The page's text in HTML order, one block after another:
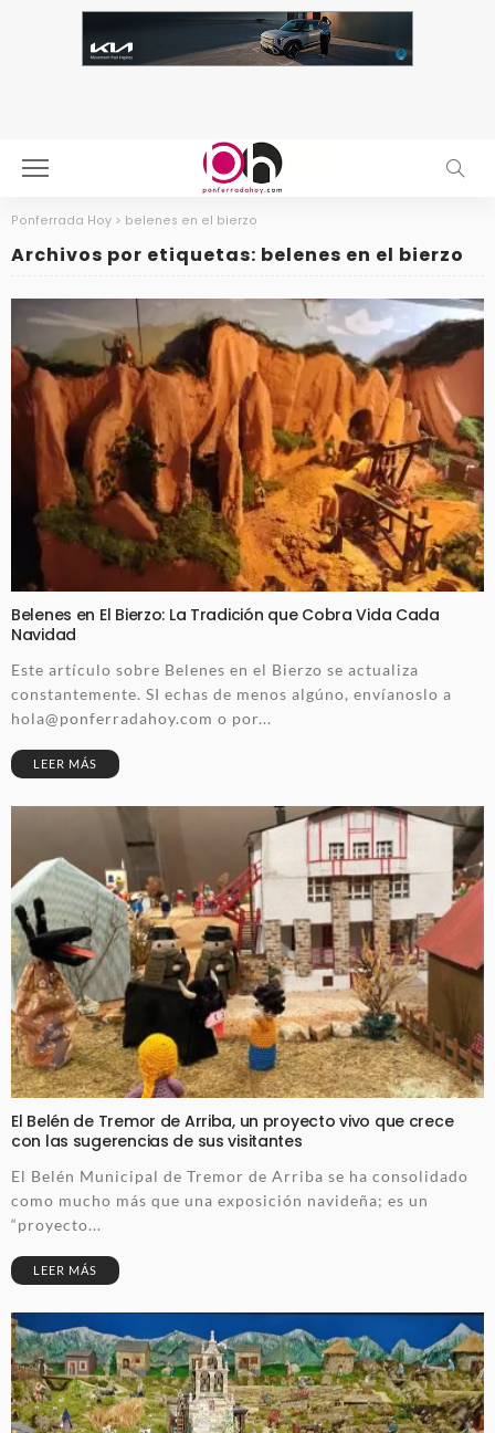
Ponferrada Hoy > belenes en el bierzo
Archivos por etiquetas: belenes en el bierzo
Belenes en El Bierzo: La Tradición que Cobra Vida Cada
Navidad
Este artículo sobre Belenes en el Bierzo se actualiza
constantemente. SI echas de menos algúno, envíanoslo a
hola@ponferradahoy.com o por...
LEER MÁS
El Belén de Tremor de Arriba, un proyecto vivo que crece
con las sugerencias de sus visitantes
El Belén Municipal de Tremor de Arriba se ha consolidado
como mucho más que una exposición navideña; es un
“proyecto...
LEER MÁS